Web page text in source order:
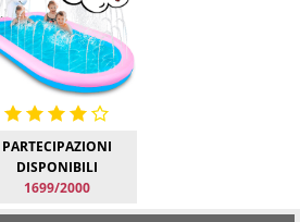
PARTECIPAZIONI
DISPONIBILI
1699/2000